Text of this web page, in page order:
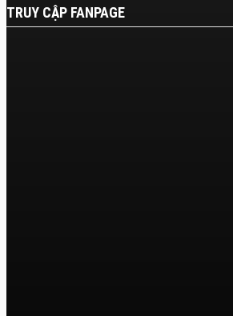
TRUY CẬP FANPAGE